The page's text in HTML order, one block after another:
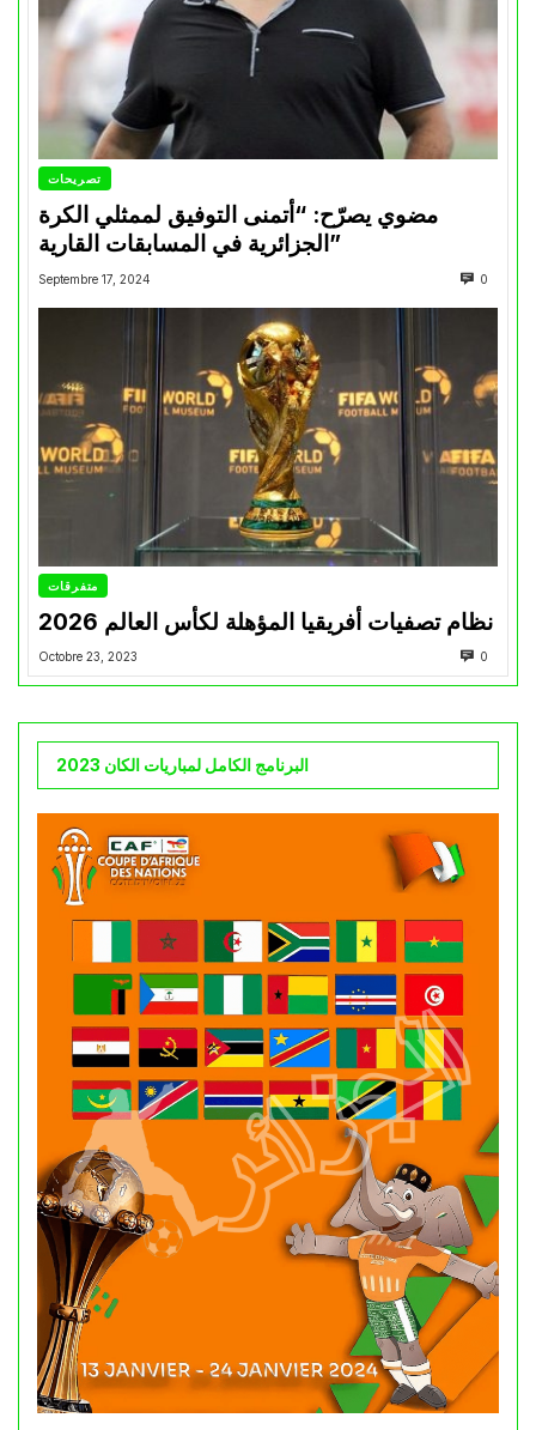
تصريحات
مضوي يصرّح: “أتمنى التوفيق لممثلي الكرة
الجزائرية في المسابقات القارية”
Septembre 17, 2024 0
متفرقات
نظام تصفيات أفريقيا المؤهلة لكأس العالم 2026
Octobre 23, 2023 0
البرنامج الكامل لمباريات الكان 2023